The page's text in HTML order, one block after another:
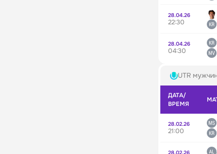
28.04.26
22:30
28.04.26
04:30
UTR
ДАТА/
ВРЕМЯ
28.02.26
21:00
28.02.26